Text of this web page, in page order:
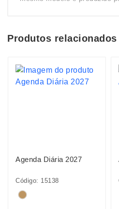
Produtos relacionados
Agenda Diária 2027
Código: 15138